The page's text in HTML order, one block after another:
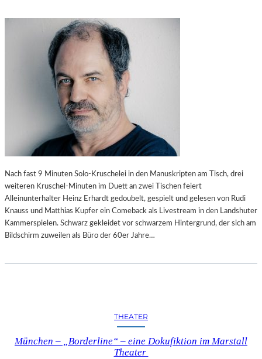
Nach fast 9 Minuten Solo-Kruschelei in den Manuskripten am Tisch, drei
weiteren Kruschel-Minuten im Duett an zwei Tischen feiert
Alleinunterhalter Heinz Erhardt gedoubelt, gespielt und gelesen von Rudi
Knauss und Matthias Kupfer ein Comeback als Livestream in den Landshuter
Kammerspielen. Schwarz gekleidet vor schwarzem Hintergrund, der sich am
Bildschirm zuweilen als Büro der 60er Jahre…
THEATER
München – „Borderline“ – eine Dokufiktion im Marstall
Theater